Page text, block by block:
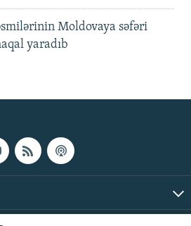
Moldovaya səfəri
yaradıb